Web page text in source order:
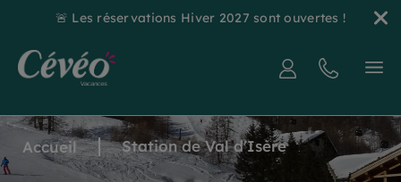
🚨 Les réservations Hiver 2027 sont ouvertes !
Accueil Station de Val d'Isère